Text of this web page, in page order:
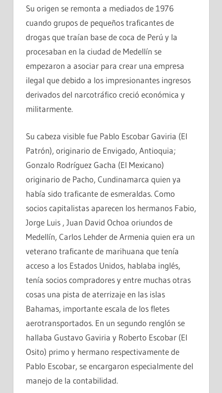
Su origen se remonta a mediados de 1976
cuando grupos de pequeños traficantes de
drogas que traían base de coca de Perú y la
procesaban en la ciudad de Medellín se
empezaron a asociar para crear una empresa
ilegal que debido a los impresionantes ingresos
derivados del narcotráfico creció económica y
militarmente.
Su cabeza visible fue Pablo Escobar Gaviria (El
Patrón), originario de Envigado, Antioquia;
Gonzalo Rodríguez Gacha (El Mexicano)
originario de Pacho, Cundinamarca quien ya
había sido traficante de esmeraldas. Como
socios capitalistas aparecen los hermanos Fabio,
Jorge Luis , Juan David Ochoa oriundos de
Medellín, Carlos Lehder de Armenia quien era un
veterano traficante de marihuana que tenía
acceso a los Estados Unidos, hablaba inglés,
tenía socios compradores y entre muchas otras
cosas una pista de aterrizaje en las islas
Bahamas, importante escala de los fletes
aerotransportados. En un segundo renglón se
hallaba Gustavo Gaviria y Roberto Escobar (El
Osito) primo y hermano respectivamente de
Pablo Escobar, se encargaron especialmente del
manejo de la contabilidad.